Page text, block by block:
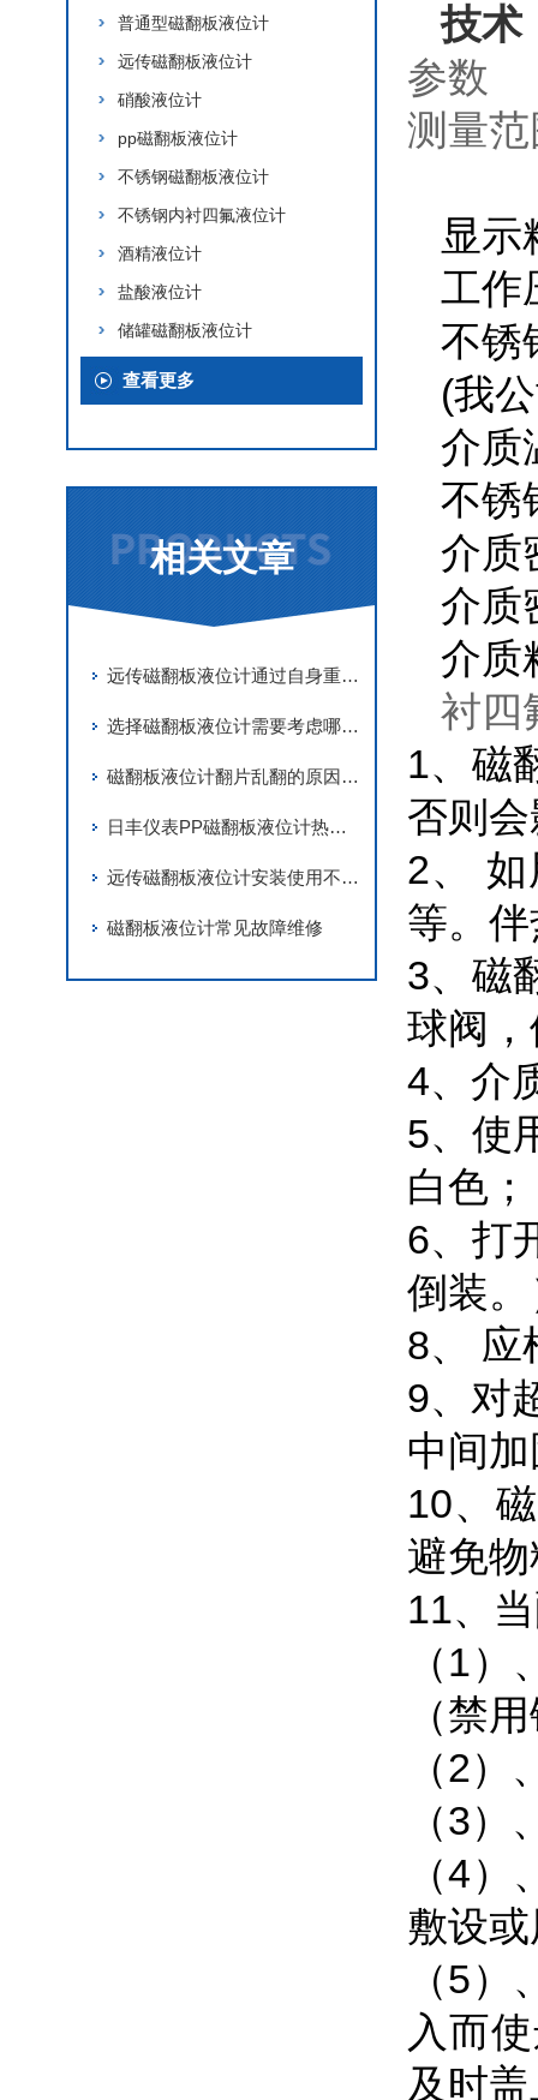
普通型磁翻板液位计
远传磁翻板液位计
硝酸液位计
pp磁翻板液位计
不锈钢磁翻板液位计
不锈钢内衬四氟液位计
酒精液位计
盐酸液位计
储罐磁翻板液位计
查看更多
相关文章
远传磁翻板液位计通过自身重力作用来感知和调节液体水平高度的装置
选择磁翻板液位计需要考虑哪几个因素
磁翻板液位计翻片乱翻的原因主要有以下几种
日丰仪表PP磁翻板液位计热点与安装方法
远传磁翻板液位计安装使用不当引发故障的原因
磁翻板液位计常见故障维修
技术
参数
测量
显示
工作
不锈
(我
介质
不锈
介质
介质
介质
衬四
1、磁
否则
2、
等。
3、磁
球阀
4、介
5、使
白色；
6、打
倒装
8、 应
9、对
中间
10、
避免
11、
（1
（禁
（2
（3
（4
敷设
（5
入而
及时